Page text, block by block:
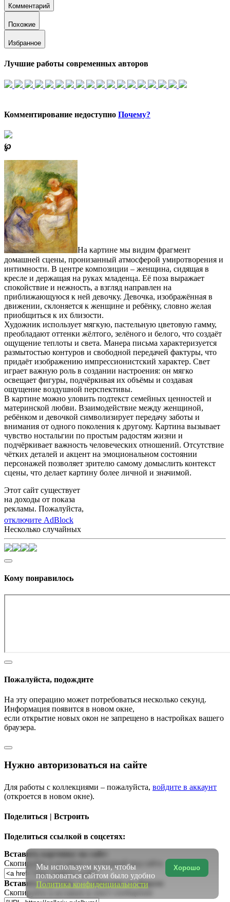
Комментарий
Похожие
Избранное
Лучшие работы современных авторов
Комментирование недоступно Почему?
℘
На картине мы видим фрагмент
домашней сцены, пронизанный атмосферой умиротворения и
интимности. В центре композиции – женщина, сидящая в
кресле и держащая на руках младенца. Её поза выражает
спокойствие и нежность, а взгляд направлен на
приближающуюся к ней девочку. Девочка, изображённая в
движении, склоняется к женщине и ребёнку, словно желая
приобщиться к их близости.
Художник использует мягкую, пастельную цветовую гамму,
преобладают оттенки жёлтого, зелёного и белого, что создаёт
ощущение теплоты и света. Манера письма характеризуется
размытостью контуров и свободной передачей фактуры, что
придаёт изображению импрессионистский характер. Свет
играет важную роль в создании настроения: он мягко
освещает фигуры, подчёркивая их объёмы и создавая
ощущение воздушной перспективы.
В картине можно уловить подтекст семейных ценностей и
материнской любви. Взаимодействие между женщиной,
ребёнком и девочкой символизирует передачу заботы и
внимания от одного поколения к другому. Картина вызывает
чувство ностальгии по простым радостям жизни и
подчёркивает важность человеческих отношений. Отсутствие
чётких деталей и акцент на эмоциональном состоянии
персонажей позволяет зрителю самому домыслить контекст
сцены, что делает картину более личной и значимой.
Этот сайт существует
на доходы от показа
рекламы. Пожалуйста,
отключите AdBlock
Несколько случайных
Кому понравилось
Пожалуйста, подождите
На эту операцию может потребоваться несколько секунд.
Информация появится в новом окне,
если открытие новых окон не запрещено в настройках вашего
браузера.
Нужно авторизоваться на сайте
Для работы с коллекциями – пожалуйста, войдите в аккаунт
(откроется в новом окне).
Поделиться | Встроить
Поделиться ссылкой в соцсетях:
Вставить картинку на сайт:
Скопируйте и вставьте в исходный код сайта
Вставить картинку в сообщение на форум:
Скопируйте и вставьте в текст сообщения
Хорошо
Мы используем куки, чтобы
пользоваться сайтом было удобно
Политика конфиденциальности